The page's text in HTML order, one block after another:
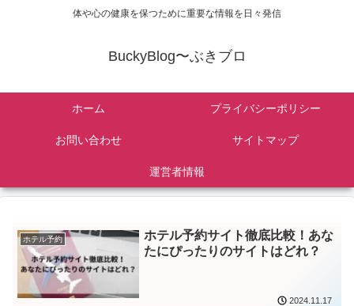
体や心の健康を保つために重要な情報を日々発信
BuckyBlog〜ぶきブロ
ホーム プライバシーポリシー
お問い合わせ サイトマップ
運営者情報
ホテル予約
ホテル予約サイト徹底比較！あな
たにぴったりのサイトはどれ？
2024.11.17